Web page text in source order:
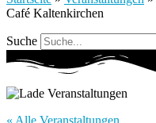
Café Kaltenkirchen
Suche